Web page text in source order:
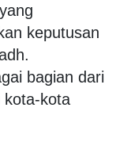
keputusan
bagian dari
kota-kota